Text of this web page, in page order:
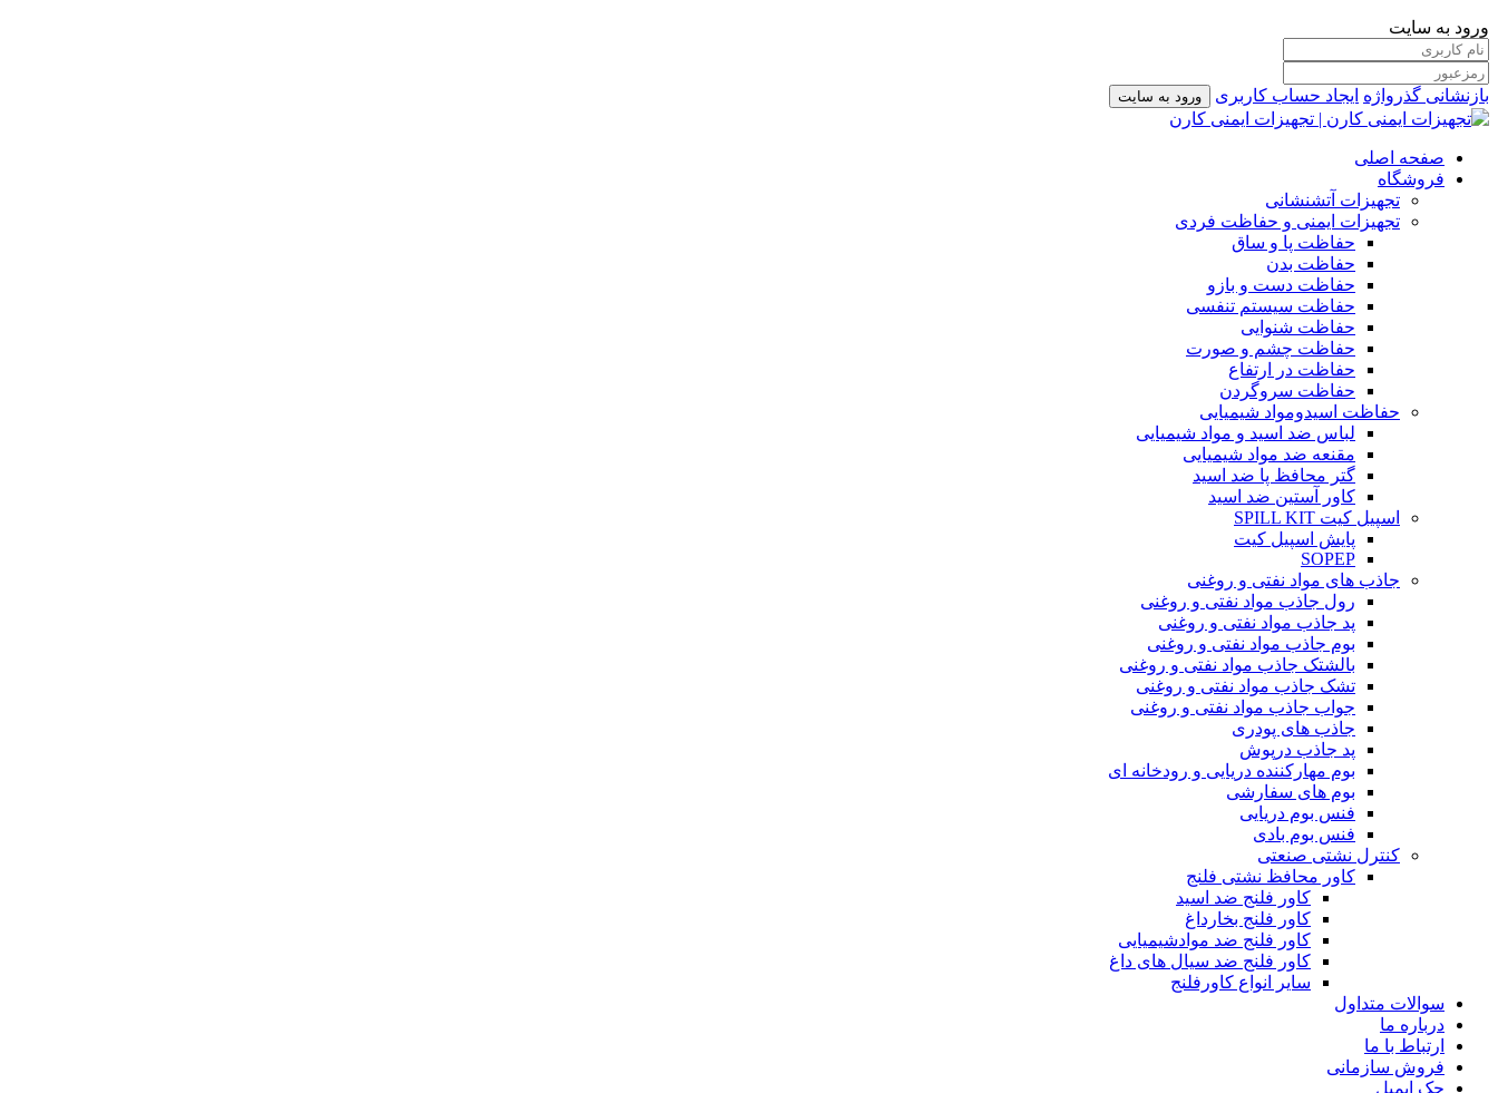
ورود به سایت
بازنشانی گذرواژه ایجاد حساب کاربری ورود به سایت
صفحه اصلی
فروشگاه
تجهیزات آتشنشانی
تجهیزات ایمنی و حفاظت فردی
حفاظت پا و ساق
حفاظت بدن
حفاظت دست و بازو
حفاظت سیستم تنفسی
حفاظت شنوایی
حفاظت چشم و صورت
حفاظت در ارتفاع
حفاظت سروگردن
حفاظت اسیدومواد شیمیایی
لباس ضد اسید و مواد شیمیایی
مقنعه ضد مواد شیمیایی
گتر محافظ پا ضد اسید
کاور آستین ضد اسید
اسپیل کیت SPILL KIT
پایش اسپیل کیت
SOPEP
جاذب های مواد نفتی و روغنی
رول جاذب مواد نفتی و روغنی
پد جاذب مواد نفتی و روغنی
بوم جاذب مواد نفتی و روغنی
بالشتک جاذب مواد نفتی و روغنی
تشک جاذب مواد نفتی و روغنی
جواب جاذب مواد نفتی و روغنی
جاذب های پودری
پد جاذب درپوش
بوم مهارکننده دریایی و رودخانه ای
بوم های سفارشی
فنس بوم دریایی
فنس بوم بادی
کنترل نشتی صنعتی
کاور محافظ نشتی فلنج
کاور فلنج ضد اسید
کاور فلنج بخارداغ
کاور فلنج ضد موادشیمیایی
کاور فلنج ضد سیال های داغ
سایر انواع کاورفلنج
سوالات متداول
درباره ما
ارتباط با ما
فروش سازمانی
چک ایمیل